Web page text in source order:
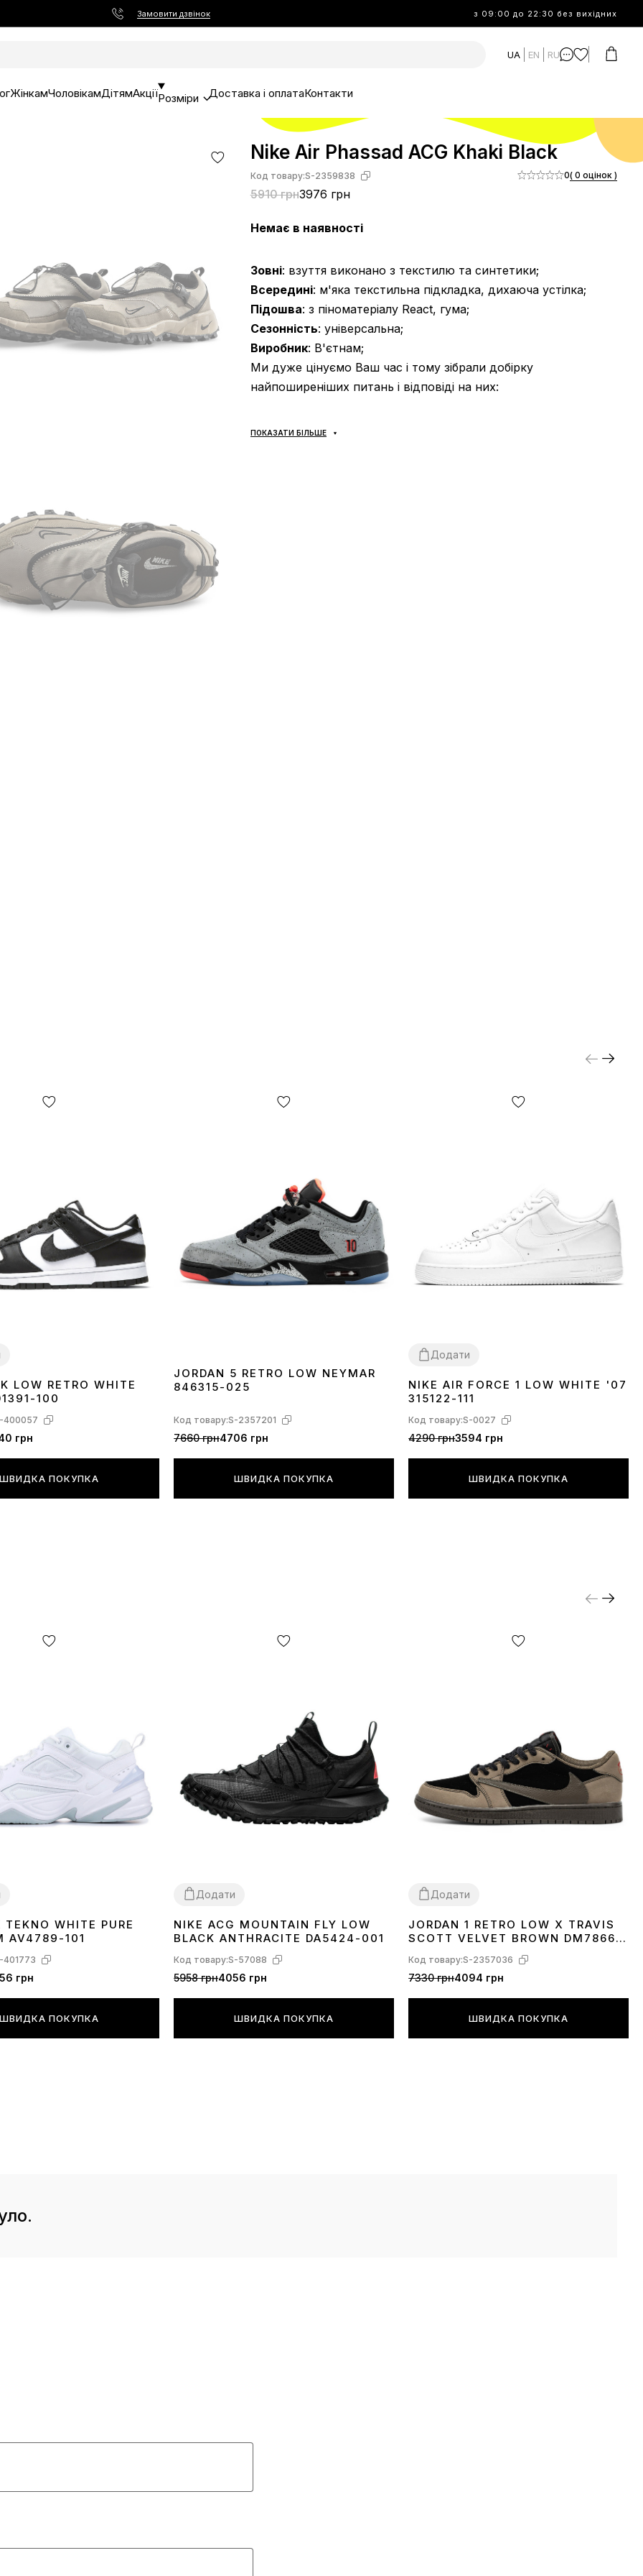
Замовити дзвінок з 09:00 до 22:30 без вихідних
UA EN RU
ЖінкамЧоловікамДітямАкціїРозміри Доставка і оплатаКонтакти
Nike Air Phassad ACG Khaki Black
Код товару:S-2359838
5910 грн3976 грн
0( 0 оцінок )
Немає в наявності
Зовні: взуття виконано з текстилю та синтетики;
Всередині: м'яка текстильна підкладка, дихаюча устілка;
Підошва: з піноматеріалу React, гума;
Сезонність: універсальна;
Виробник: В'єтнам;
Ми дуже цінуємо Ваш час і тому зібрали добірку
найпоширеніших питань і відповіді на них:
ПОКАЗАТИ БІЛЬШЕ
414243 4445
LOW RETRO WHITE
100
400057
грн
ШВИДКА ПОКУПКА
JORDAN 5 RETRO LOW NEYMAR
846315-025
Код товару:S-2357201
7660 грн4706 грн
ШВИДКА ПОКУПКА
Додати
3637 38 39 40414243 4445
NIKE AIR FORCE 1 LOW WHITE '07
315122-111
Код товару:S-0027
4290 грн3594 грн
ШВИДКА ПОКУПКА
41 434445WHITE PURE
AV4789-101
401773
грн
ШВИДКА ПОКУПКА
Додати
44
NIKE ACG MOUNTAIN FLY LOW
BLACK ANTHRACITE DA5424-001
Код товару:S-57088
5958 грн4056 грн
ШВИДКА ПОКУПКА
Додати
40414245
JORDAN 1 RETRO LOW X TRAVIS
SCOTT VELVET BROWN DM7866-
Код товару:S-2357036
7330 грн4094 грн
ШВИДКА ПОКУПКА